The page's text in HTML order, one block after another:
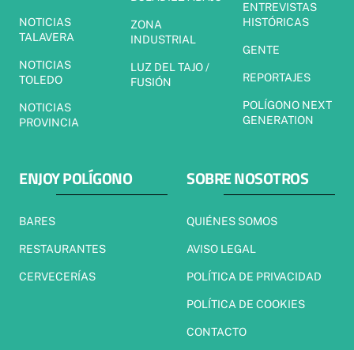
NOTICIAS
TALAVERA
NOTICIAS
TOLEDO
NOTICIAS
PROVINCIA
ZONA
INDUSTRIAL
LUZ DEL TAJO /
FUSIÓN
ENTREVISTAS
HISTÓRICAS
GENTE
REPORTAJES
POLÍGONO NEXT
GENERATION
ENJOY POLÍGONO
BARES
RESTAURANTES
CERVECERÍAS
SOBRE NOSOTROS
QUIÉNES SOMOS
AVISO LEGAL
POLÍTICA DE PRIVACIDAD
POLÍTICA DE COOKIES
CONTACTO